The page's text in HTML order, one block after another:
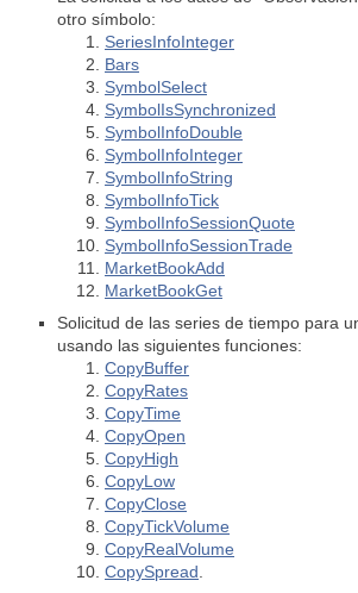
otro símbolo:
SeriesInfoInteger
Bars
SymbolSelect
SymbolIsSynchronized
SymbolInfoDouble
SymbolInfoInteger
SymbolInfoString
SymbolInfoTick
SymbolInfoSessionQuote
SymbolInfoSessionTrade
MarketBookAdd
MarketBookGet
Solicitud de las series de tiempo para
usando las siguientes funciones:
CopyBuffer
CopyRates
CopyTime
CopyOpen
CopyHigh
CopyLow
CopyClose
CopyTickVolume
CopyRealVolume
CopySpread